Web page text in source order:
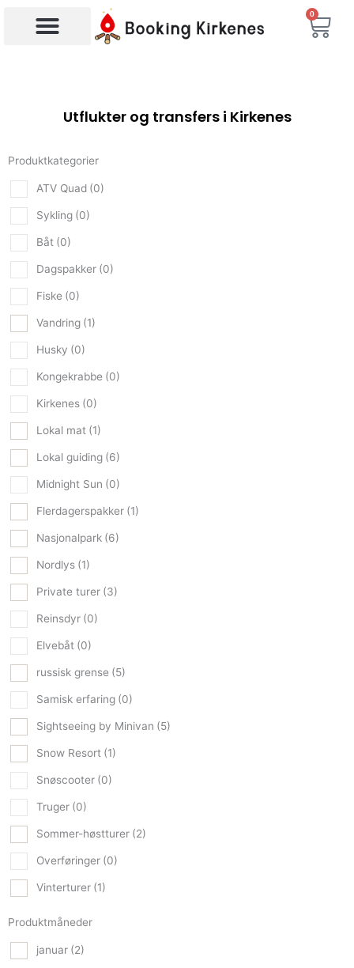
0
Utflukter og transfers i Kirkenes
Produktkategorier
ATV Quad (0)
Sykling (0)
Båt (0)
Dagspakker (0)
Fiske (0)
Vandring (1)
Husky (0)
Kongekrabbe (0)
Kirkenes (0)
Lokal mat (1)
Lokal guiding (6)
Midnight Sun (0)
Flerdagerspakker (1)
Nasjonalpark (6)
Nordlys (1)
Private turer (3)
Reinsdyr (0)
Elvebåt (0)
russisk grense (5)
Samisk erfaring (0)
Sightseeing by Minivan (5)
Snow Resort (1)
Snøscooter (0)
Truger (0)
Sommer-høstturer (2)
Overføringer (0)
Vinterturer (1)
Produktmåneder
januar (2)